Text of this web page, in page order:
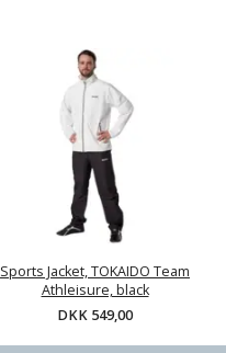
Sports Jacket, TOKAIDO Team
Athleisure, black
DKK 549,00